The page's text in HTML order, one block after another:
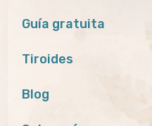
Guía gratuita
Tiroides
Blog